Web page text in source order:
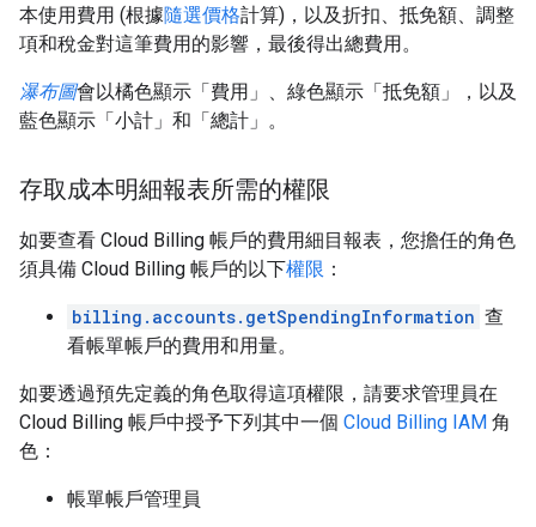
本使用費用 (根據隨選價格計算)，以及折扣、抵免額、調整
項和稅金對這筆費用的影響，最後得出總費用。
瀑布圖會以橘色顯示「費用」 、綠色顯示「抵免額」
，以及
藍色顯示「小計」 和「總計」 。
存取成本明細報表所需的權限
如要查看 Cloud Billing 帳戶的費用細目報表，您擔任的角色
須具備 Cloud Billing 帳戶的以下權限 ：
billing.accounts.getSpendingInformation 查
看帳單帳戶的費用和用量。
如要透過預先定義的角色取得這項權限，請要求管理員在
Cloud Billing 帳戶中授予下列其中一個 Cloud Billing IAM 角
色：
帳單帳戶管理員